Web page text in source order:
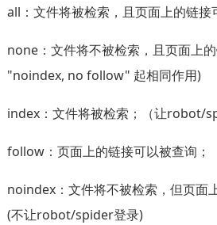
all：文件将被检索，且页面上的链接
none：文件将不被检索，且页面上
"noindex, no follow" 起相同作用)
index：文件将被检索；（让robot/
follow：页面上的链接可以被查询；
noindex：文件将不被检索，但页面
(不让robot/spider登录)